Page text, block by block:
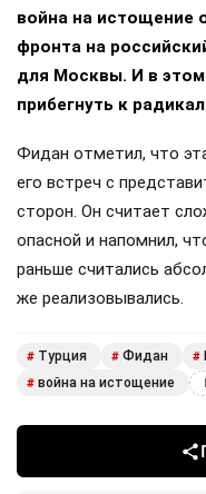
война на истощение
фронта на
для Москвы. И в
прибегнуть к
Фидан отметил, что
его встреч с
сторон. Он считает
опасной и напомнил,
раньше считались
же реализовывались.
# Турция # Фидан #
# война на истощение